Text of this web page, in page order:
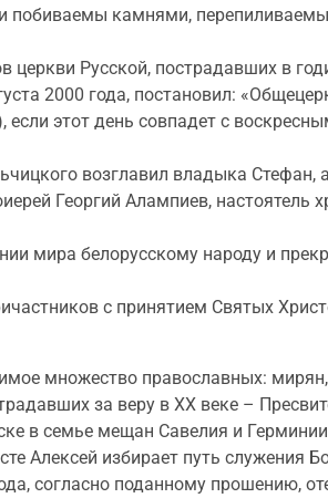
побиваемы камнями,
Русской, пострадавших в
2000 года, постановил:
этот день совпадет с
возглавил владыка Стефан,
Георгий Алампиев, настоятель
мира белорусскому народу и
с принятием Святых
множество православных:
за веру в ХХ веке –
в семье мещан Савелия и
Алексей избирает путь служения
согласно поданному прошению,